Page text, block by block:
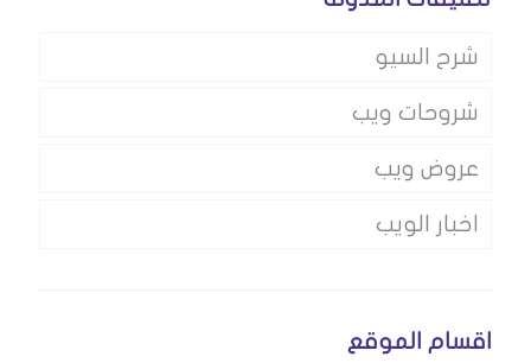
شرح السيو
شروحات ويب
عروض ويب
اخبار الويب
اقسام الموقع